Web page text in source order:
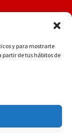
y para mostrarte
partir de tus hábitos de
whatsapp